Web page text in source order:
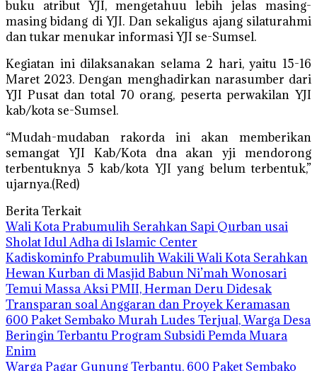
buku atribut YJI, mengetahuu lebih jelas masing-
masing bidang di YJI. Dan sekaligus ajang silaturahmi
dan tukar menukar informasi YJI se-Sumsel.
Kegiatan ini dilaksanakan selama 2 hari, yaitu 15-16
Maret 2023. Dengan menghadirkan narasumber dari
YJI Pusat dan total 70 orang, peserta perwakilan YJI
kab/kota se-Sumsel.
“Mudah-mudaban rakorda ini akan memberikan
semangat YJI Kab/Kota dna akan yji mendorong
terbentuknya 5 kab/kota YJI yang belum terbentuk,”
ujarnya.(Red)
Berita Terkait
Wali Kota Prabumulih Serahkan Sapi Qurban usai
Sholat Idul Adha di Islamic Center
Kadiskominfo Prabumulih Wakili Wali Kota Serahkan
Hewan Kurban di Masjid Babun Ni’mah Wonosari
Temui Massa Aksi PMII, Herman Deru Didesak
Transparan soal Anggaran dan Proyek Keramasan
600 Paket Sembako Murah Ludes Terjual, Warga Desa
Beringin Terbantu Program Subsidi Pemda Muara
Enim
Warga Pagar Gunung Terbantu, 600 Paket Sembako